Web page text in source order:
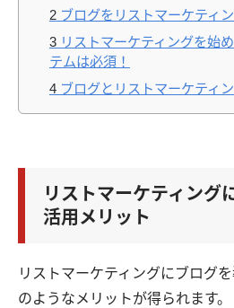
2 ブログをリストマーケティ
3 リストマーケティングを始
テムは必須！
4 ブログとリストマーケティ
リストマーケティング
活用メリット
リストマーケティングにブログ
のようなメリットが得られます。